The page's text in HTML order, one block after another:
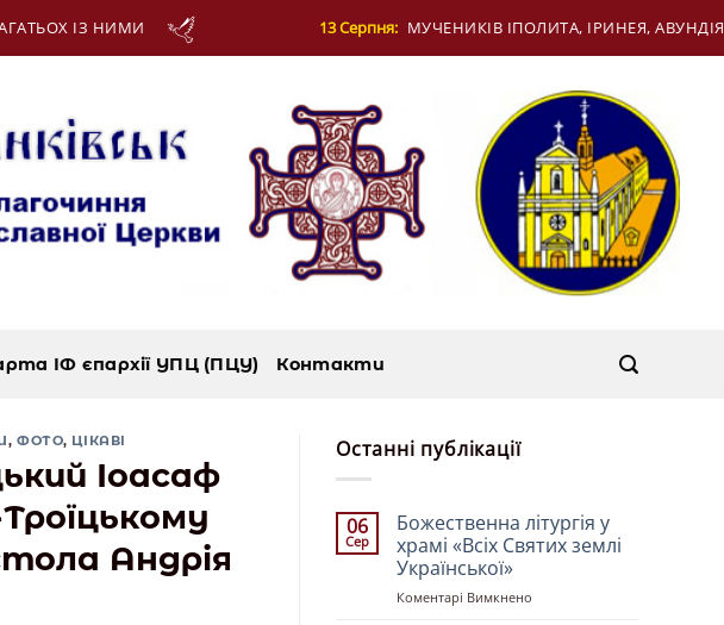
13 Серпня: МУЧЕНИКІВ ІПОЛИТА, ІРИНЕЯ, АВУНДІЯ І МУЧЕНИЦІ КОНКОРДІЇ В
ІФ єпархії УПЦ (ПЦУ) Контакти
,ФОТО, ЦІКАВІ
Іоасаф
Андрія
Останні публікації
06
Сер
Божественна літургія у
храмі «Всіх Святих землі
Української»
Коментарі Вимкнено